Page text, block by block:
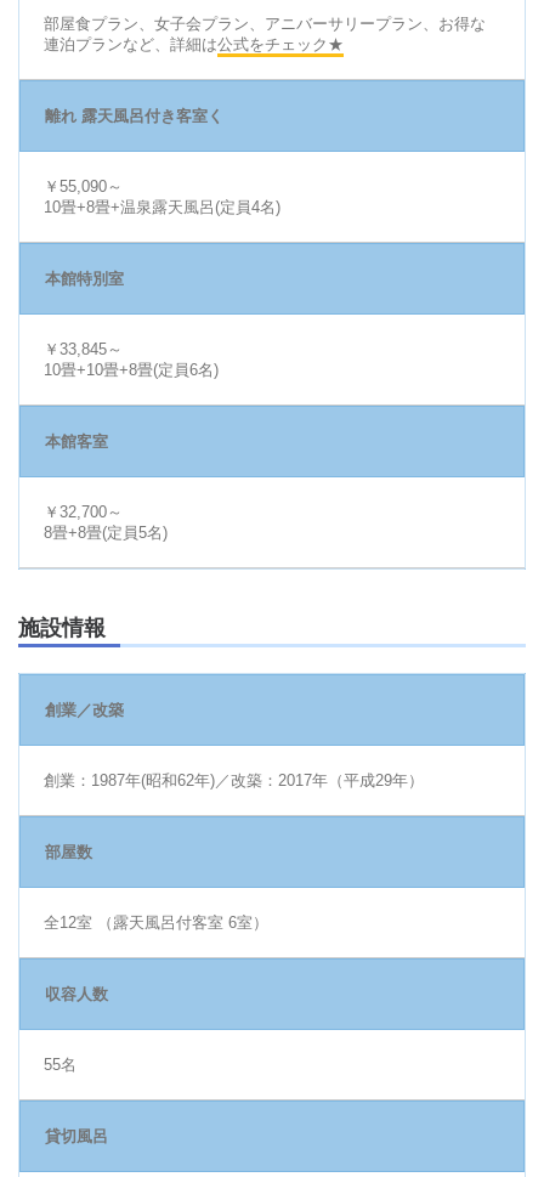
部屋食プラン、女子会プラン、アニバーサリープラン、お得な
連泊プランなど、詳細は公式をチェック★
離れ 露天風呂付き客室く
￥55,090～
10畳+8畳+温泉露天風呂(定員4名)
本館特別室
￥33,845～
10畳+10畳+8畳(定員6名)
本館客室
￥32,700～
8畳+8畳(定員5名)
施設情報
創業／改築
創業：1987年(昭和62年)／改築：2017年（平成29年）
部屋数
全12室 （露天風呂付客室 6室）
収容人数
55名
貸切風呂